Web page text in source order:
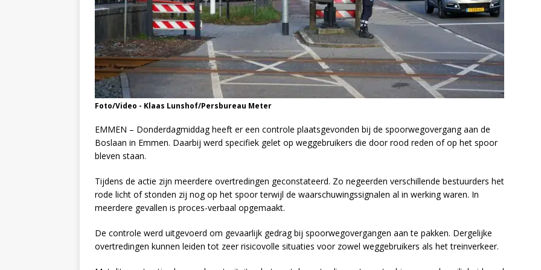
Foto/Video - Klaas Lunshof/Persbureau Meter
EMMEN – Donderdagmiddag heeft er een controle plaatsgevonden bij de spoorwegovergang aan de
Boslaan in Emmen. Daarbij werd specifiek gelet op weggebruikers die door rood reden of op het spoor
bleven staan.
Tijdens de actie zijn meerdere overtredingen geconstateerd. Zo negeerden verschillende bestuurders het
rode licht of stonden zij nog op het spoor terwijl de waarschuwingssignalen al in werking waren. In
meerdere gevallen is proces-verbaal opgemaakt.
De controle werd uitgevoerd om gevaarlijk gedrag bij spoorwegovergangen aan te pakken. Dergelijke
overtredingen kunnen leiden tot zeer risicovolle situaties voor zowel weggebruikers als het treinverkeer.